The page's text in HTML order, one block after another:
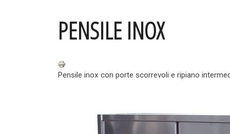
PENSILE INOX
Pensile inox con porte scorrevoli e ripiano